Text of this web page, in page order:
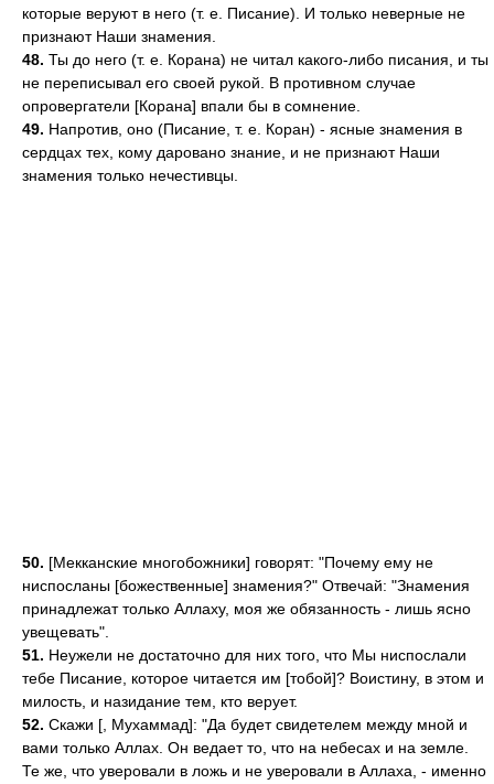
которые веруют в него (т. е. Писание). И только неверные не
признают Наши знамения.
48. Ты до него (т. е. Корана) не читал какого-либо писания, и ты
не переписывал его своей рукой. В противном случае
опровергатели [Корана] впали бы в сомнение.
49. Напротив, оно (Писание, т. е. Коран) - ясные знамения в
сердцах тех, кому даровано знание, и не признают Наши
знамения только нечестивцы.
50. [Мекканские многобожники] говорят: "Почему ему не
ниспосланы [божественные] знамения?" Отвечай: "Знамения
принадлежат только Аллаху, моя же обязанность - лишь ясно
увещевать".
51. Неужели не достаточно для них того, что Мы ниспослали
тебе Писание, которое читается им [тобой]? Воистину, в этом и
милость, и назидание тем, кто верует.
52. Скажи [, Мухаммад]: "Да будет свидетелем между мной и
вами только Аллах. Он ведает то, что на небесах и на земле.
Те же, что уверовали в ложь и не уверовали в Аллаха, - именно